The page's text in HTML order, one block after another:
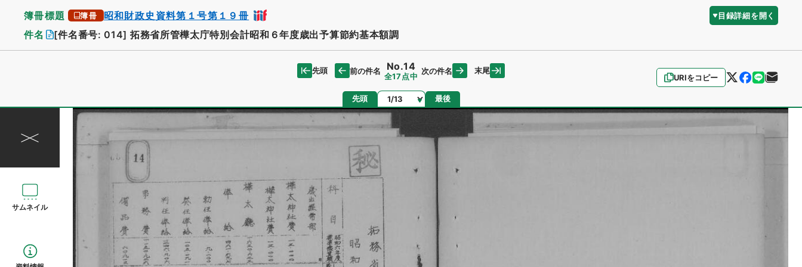
簿冊標題 簿冊 昭和財政史資料第１号第１９冊 目録詳細を開く
件名 [件名番号: 014] 拓務省所管樺太庁特別会計昭和６年度歳出予算節約基本額調
URIをコピー
先頭 前の件名 No.14
全17点中
次の件名 末尾
先頭 ページ 最後
サムネイル